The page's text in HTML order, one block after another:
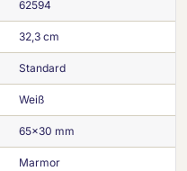
62594
32,3 cm
Standard
Weiß
65x30 mm
Marmor